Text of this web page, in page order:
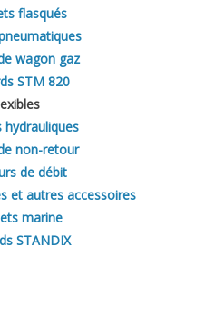
flasqués
wagon gaz
STM 820
hydrauliques
non-retour
de débit
et autres accessoires
marine
STANDIX